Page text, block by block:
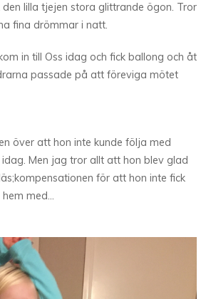
den lilla tjejen stora glittrande ögon. Tror
fina drömmar i natt.
in till Oss idag och fick ballong och åt
passade på att föreviga mötet
över att hon inte kunde följa med
Men jag tror allt att hon blev glad
för att hon inte fick
med…